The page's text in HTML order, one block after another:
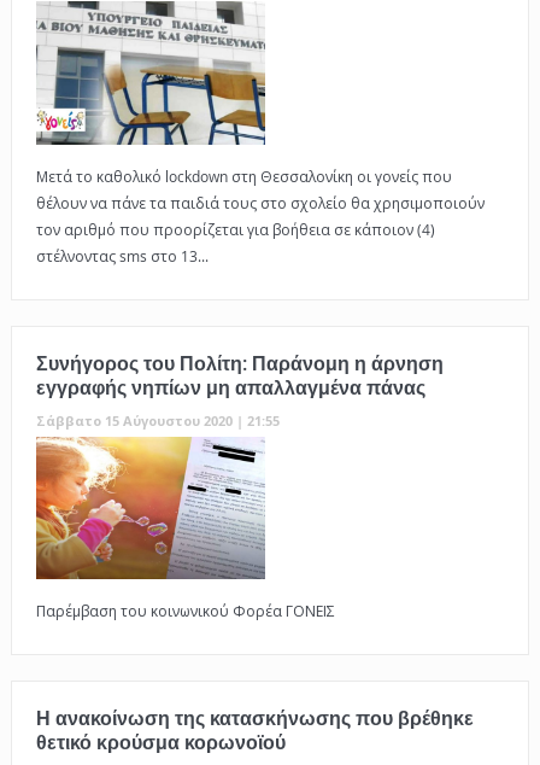
Μετά το καθολικό lockdown στη Θεσσαλονίκη οι γονείς που
θέλουν να πάνε τα παιδιά τους στο σχολείο θα χρησιμοποιούν
τον αριθμό που προορίζεται για βοήθεια σε κάποιον (4)
στέλνοντας sms στο 13...
Συνήγορος του Πολίτη: Παράνομη η άρνηση
εγγραφής νηπίων μη απαλλαγμένα πάνας
Σάββατο 15 Αύγουστου 2020 | 21:55
Παρέμβαση του κοινωνικού Φορέα ΓΟΝΕΙΣ
Η ανακοίνωση της κατασκήνωσης που βρέθηκε
θετικό κρούσμα κορωνοϊού